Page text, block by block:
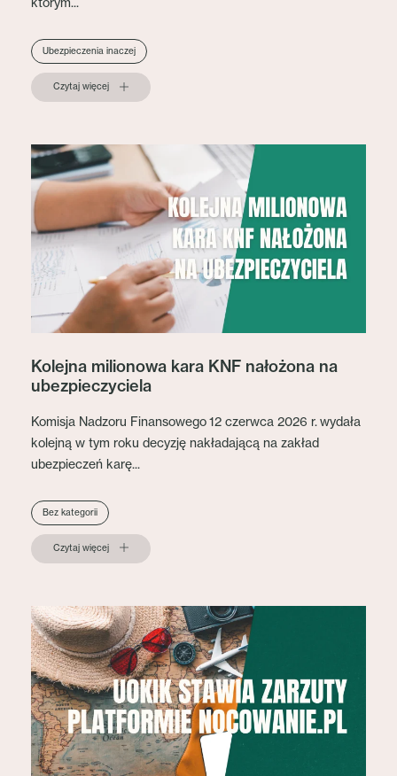
Ubezpieczenia inaczej
Czytaj więcej
Kolejna milionowa kara KNF nałożona na
ubezpieczyciela
Komisja Nadzoru Finansowego 12 czerwca 2026 r. wydała
kolejną w tym roku decyzję nakładającą na zakład
ubezpieczeń karę...
Bez kategorii
Czytaj więcej